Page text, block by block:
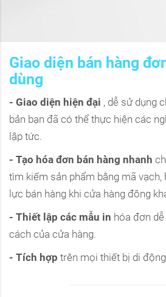
Giao diện bán hàng
dùng
- Giao diện hiện đại , dễ sử dụng
bản bạn đã có thể thực hiện các
lập tức.
- Tạo hóa đơn bán hàng nhanh
tìm kiếm sản phẩm bằng mã vạch,
lực bán hàng khi cửa hàng đông
- Thiết lập các mẫu in hóa đơn
cách của cửa hàng.
- Tích hợp trên mọi thiết bị di